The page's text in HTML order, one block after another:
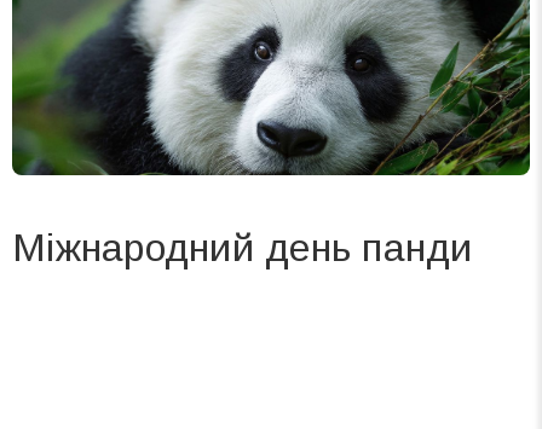
Міжнародний день панди